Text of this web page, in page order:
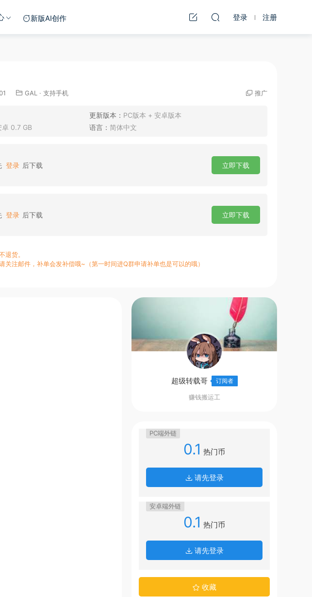
新版AI创作 登录 注册
GAL · 支持手机 推广
更新版本： PC版本 + 安卓版本
卓 0.7 GB 语言： 简体中文
登录 后下载 立即下载
登录 后下载 立即下载
退货。
关注邮件，补单会发补偿哦~（第一时间进Q群申请补单也是可以的哦）
超级转载哥 订阅者
赚钱搬运工
PC端外链
0.1 热门币
请先登录
安卓端外链
0.1 热门币
请先登录
收藏